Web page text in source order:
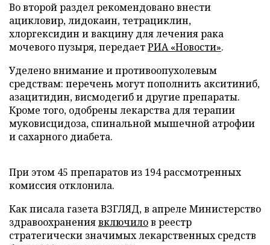
Во второй раздел рекомендовано внести
ацикловир, лидокаин, тетрациклин,
хлоргексидин и вакцину для лечения рака
мочевого пузыря, передаетРИА «Новости».
Уделено внимание и противоопухолевым
средствам: перечень могут пополнить акситиниб,
азацитидин, висмодегиб и другие препараты.
Кроме того, одобрены лекарства для терапии
муковисцидоза, спинальной мышечной атрофии
и сахарного диабета.
При этом 45 препаратов из 194 рассмотренных
комиссия отклонила.
Как писала газета ВЗГЛЯД, в апреле Министерство
здравоохранениявключилов реестр
стратегически значимых лекарственных средств